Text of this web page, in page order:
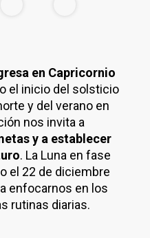
en Capricornio
el inicio del solsticio
y del verano en
nos invita a
y a establecer
. La Luna en fase
el 22 de diciembre
enfocarnos en los
rutinas diarias.